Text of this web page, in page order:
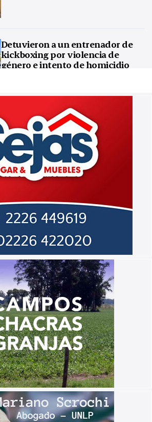
Detuvieron a un entrenador de
kickboxing por violencia de
género e intento de homicidio